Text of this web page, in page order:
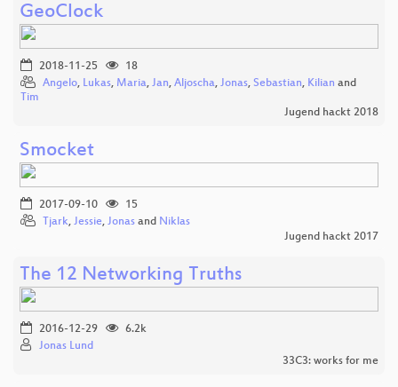
GeoClock
2018-11-25
18
Angelo, Lukas, Maria, Jan, Aljoscha, Jonas, Sebastian, Kilian and
Tim
Jugend hackt 2018
Smocket
2017-09-10
15
Tjark, Jessie, Jonas and Niklas
Jugend hackt 2017
The 12 Networking Truths
2016-12-29
6.2k
Jonas Lund
33C3: works for me